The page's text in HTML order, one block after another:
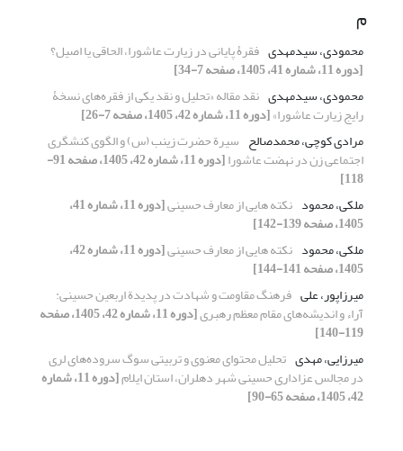
م
محمودی، سیدمهدی فقرۀ پایانی در زیارت عاشورا، الحاقی یا اصیل؟
[دوره 11، شماره 41، 1405، صفحه 7-34]
محمودی، سیدمهدی نقد مقاله «تحلیل و نقد یکی از فقره‌های نسخۀ
رایج زیارت عاشورا»[دوره 11، شماره 42، 1405، صفحه 7-26]
مرادی کوچی، محمدصالح سیرة حضرت زینب (س) و الگوی کنشگری
اجتماعی زن در نهضت عاشورا [دوره 11، شماره 42، 1405، صفحه 91-
118]
ملکی، محمود نکته هایی از معارف حسینی [دوره 11، شماره 41،
1405، صفحه 139-142]
ملکی، محمود نکته هایی از معارف حسینی [دوره 11، شماره 42،
1405، صفحه 141-144]
میرزاپور، علی فرهنگ مقاومت و شهادت در پدیدة اربعین حسینی:
آراء و اندیشه‌های مقام معظم رهبری [دوره 11، شماره 42، 1405، صفحه
119-140]
میرزایی، مهدی تحلیل محتوای معنوی و تربیتی سوگ سروده‌های لری
در مجالس عزاداری حسینی شهر دهلران، استان ایلام [دوره 11، شماره
42، 1405، صفحه 65-90]